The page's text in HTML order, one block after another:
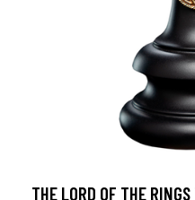
THE LORD OF THE